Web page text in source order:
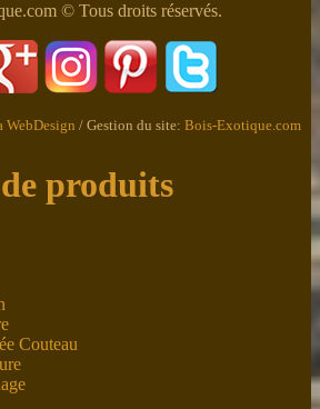
© Tous droits réservés.
WebDesign / Gestion du site: Bois-Exotique.com
produits
Couteau